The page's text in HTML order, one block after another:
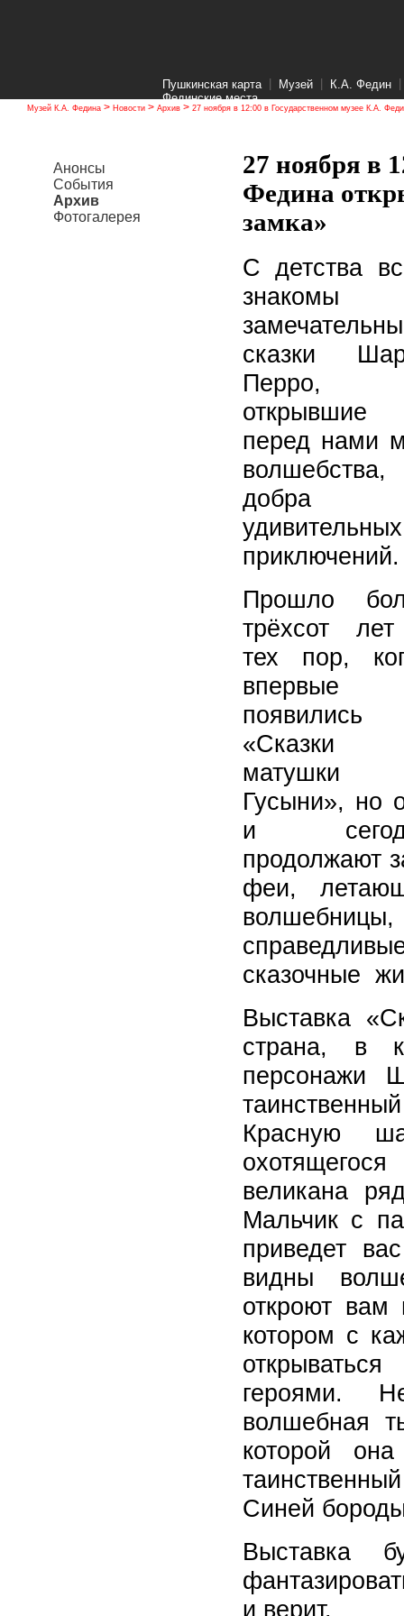
Пушкинская карта Музей К.А. Федин
Фединские места
Музей К.А. Федина > Новости > Архив > 27 ноября в 12:00 в Государственном музее К.А.
27 ноября в
Федина
замка»
С детства
знакомы
сказки
Перро,
открывшие
перед нами
волшебства,
добра
удивительных
приключений.
Прошло
трёхсот
тех пор,
впервые
появились
«Сказки
матушки
Гусыни», но
и
продолжают
феи,
сказочные
Выставка
страна, в
персонажи
Красную
великана
Мальчик с
приведет
видны
откроют вам
котором с
героями.
волшебная
которой
Синей
Выставка
и верит.
Анонсы
События
Архив
Фотогалерея